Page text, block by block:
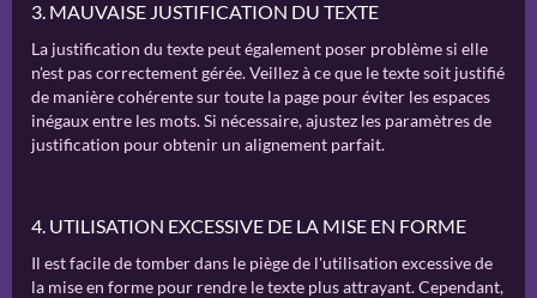
3. MAUVAISE JUSTIFICATION DU TEXTE
La justification du texte peut également poser problème si elle
n'est pas correctement gérée. Veillez à ce que le texte soit justifié
de manière cohérente sur toute la page pour éviter les espaces
inégaux entre les mots. Si nécessaire, ajustez les paramètres de
justification pour obtenir un alignement parfait.
4. UTILISATION EXCESSIVE DE LA MISE EN FORME
Il est facile de tomber dans le piège de l'utilisation excessive de
la mise en forme pour rendre le texte plus attrayant. Cependant,